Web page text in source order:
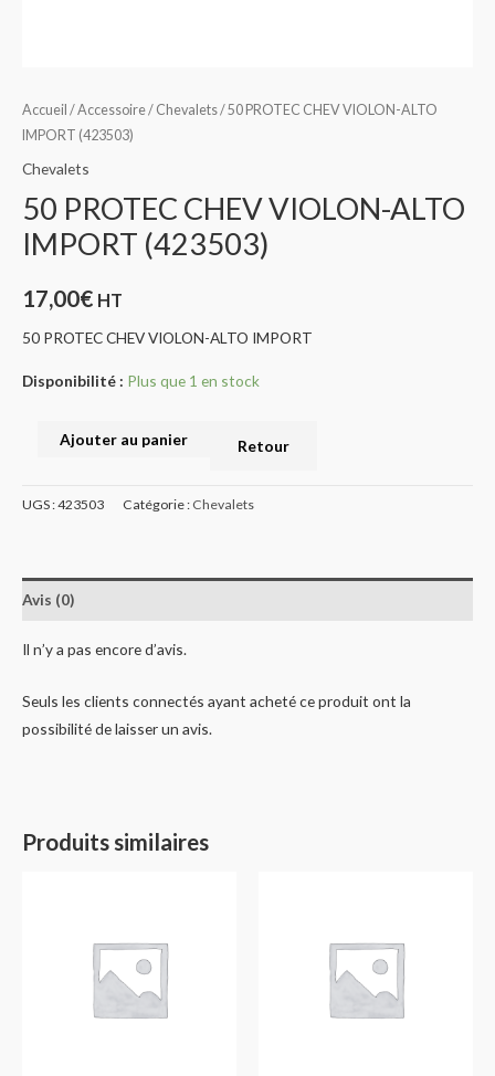
Accueil /Accessoire/ Chevalets/ 50 PROTEC CHEV VIOLON-ALTO
IMPORT (423503)
Chevalets
50 PROTEC CHEV VIOLON-ALTO
IMPORT (423503)
17,00€ HT
50 PROTEC CHEV VIOLON-ALTO IMPORT
Disponibilité : Plus que 1 en stock
Ajouter au panier Retour
UGS :423503 Catégorie : Chevalets
Avis (0)
Il n’y a pas encore d’avis.
Seuls les clients connectés ayant acheté ce produit ont la
possibilité de laisser un avis.
Produits similaires